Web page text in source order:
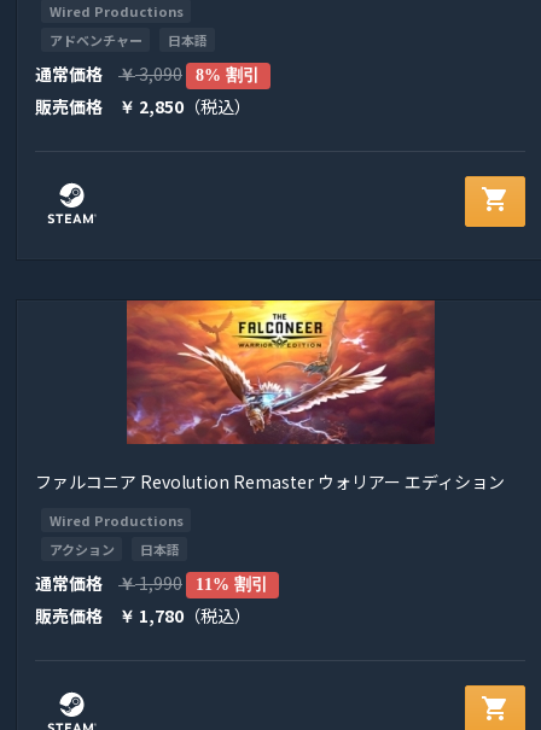
Wired Productions
アドベンチャー
日本語
通常価格 ￥3,090 8% 割引
販売価格 ￥ 2,850 （税込）
shopping_cart
ファルコニア Revolution Remaster ウォリアー エディション
Wired Productions
アクション
日本語
通常価格 ￥1,990 11% 割引
販売価格 ￥ 1,780 （税込）
shopping_cart